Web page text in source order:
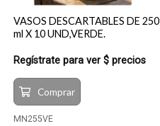
VASOS DESCARTABLES DE 250
ml X 10 UND,VERDE.
Regístrate para ver $ precios
Comprar
MN255VE